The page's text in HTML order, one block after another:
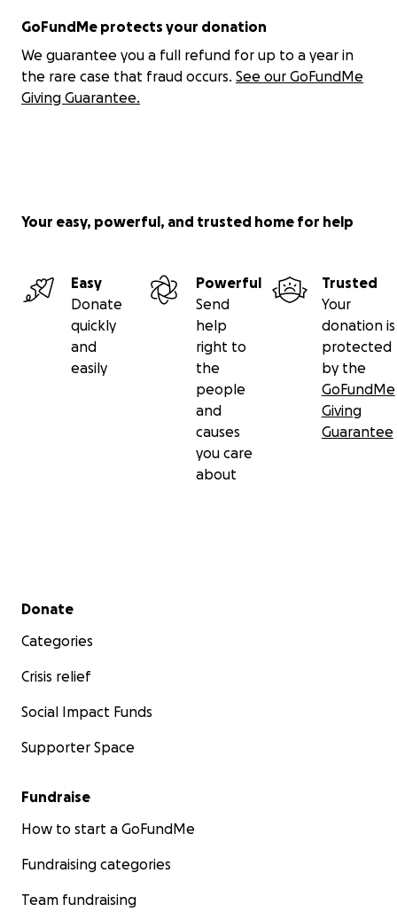
GoFundMe protects your donation
We guarantee you a full refund for up to a year in
the rare case that fraud occurs. See our GoFundMe
Giving Guarantee.
Your easy, powerful, and trusted home for help
Easy
Donate
quickly
and
easily
Powerful
Send
help
right to
the
people
and
causes
you care
about
Trusted
Your
donation is
protected
by the
GoFundMe
Giving
Guarantee
Secondary menu
Donate
Categories
Crisis relief
Social Impact Funds
Supporter Space
Fundraise
How to start a GoFundMe
Fundraising categories
Team fundraising